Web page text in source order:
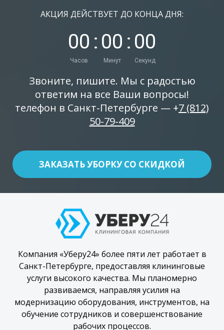
АКЦИЯ ДЕЙСТВУЕТ ДО КОНЦА ДНЯ:
00
Часов
: 00
Минут
: 00
Секунд
Звоните, пишите. Мы с радостью
ответим на все Ваши вопросы!
телефон в Санкт-Петербурге — +7 (812)
50-79-409
ЗАКАЗАТЬ УБОРКУ СО СКИДКОЙ
Компания «Уберу24» более пяти лет работает в
Санкт-Петербурге, предоставляя клининговые
услуги высокого качества. Мы планомерно
развиваемся, направляя усилия на
модернизацию оборудования, инструментов, на
обучение сотрудников и совершенствование
рабочих процессов.